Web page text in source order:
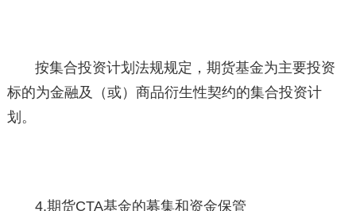
按集合投资计划法规规定，期货基金为主要投资
标的为金融及（或）商品衍生性契约的集合投资计
划。
4.期货CTA基金的募集和资金保管